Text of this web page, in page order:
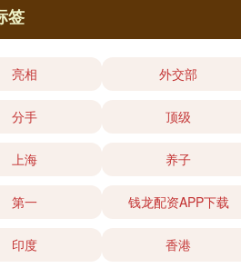
签
亮相 外交部
分手 顶级
上海 养子
第一 钱龙配资APP下载
印度 香港